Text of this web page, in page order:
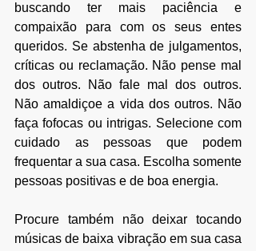
buscando ter mais paciência e
compaixão para com os seus entes
queridos. Se abstenha de julgamentos,
críticas ou reclamação. Não pense mal
dos outros. Não fale mal dos outros.
Não amaldiçoe a vida dos outros. Não
faça fofocas ou intrigas. Selecione com
cuidado as pessoas que podem
frequentar a sua casa. Escolha somente
pessoas positivas e de boa energia.
Procure também não deixar tocando
músicas de baixa vibração em sua casa